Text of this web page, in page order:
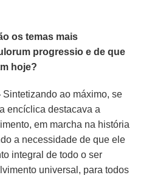
os temas mais
progressio e de que
hoje?
Sintetizando ao máximo, se
encíclica destacava a
em marcha na história
a necessidade de que ele
integral de todo o ser
universal, para todos